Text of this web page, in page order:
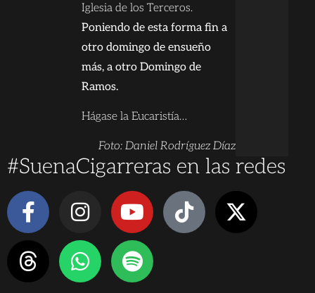
Iglesia de los Terceros.
Poniendo de esta forma fin a
otro domingo de ensueño
más, a otro Domingo de
Ramos.
Hágase la Eucaristía…
Foto: Daniel Rodríguez Díaz
#SuenaCigarreras en las redes